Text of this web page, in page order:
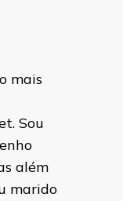
mais
Sou
além
marido